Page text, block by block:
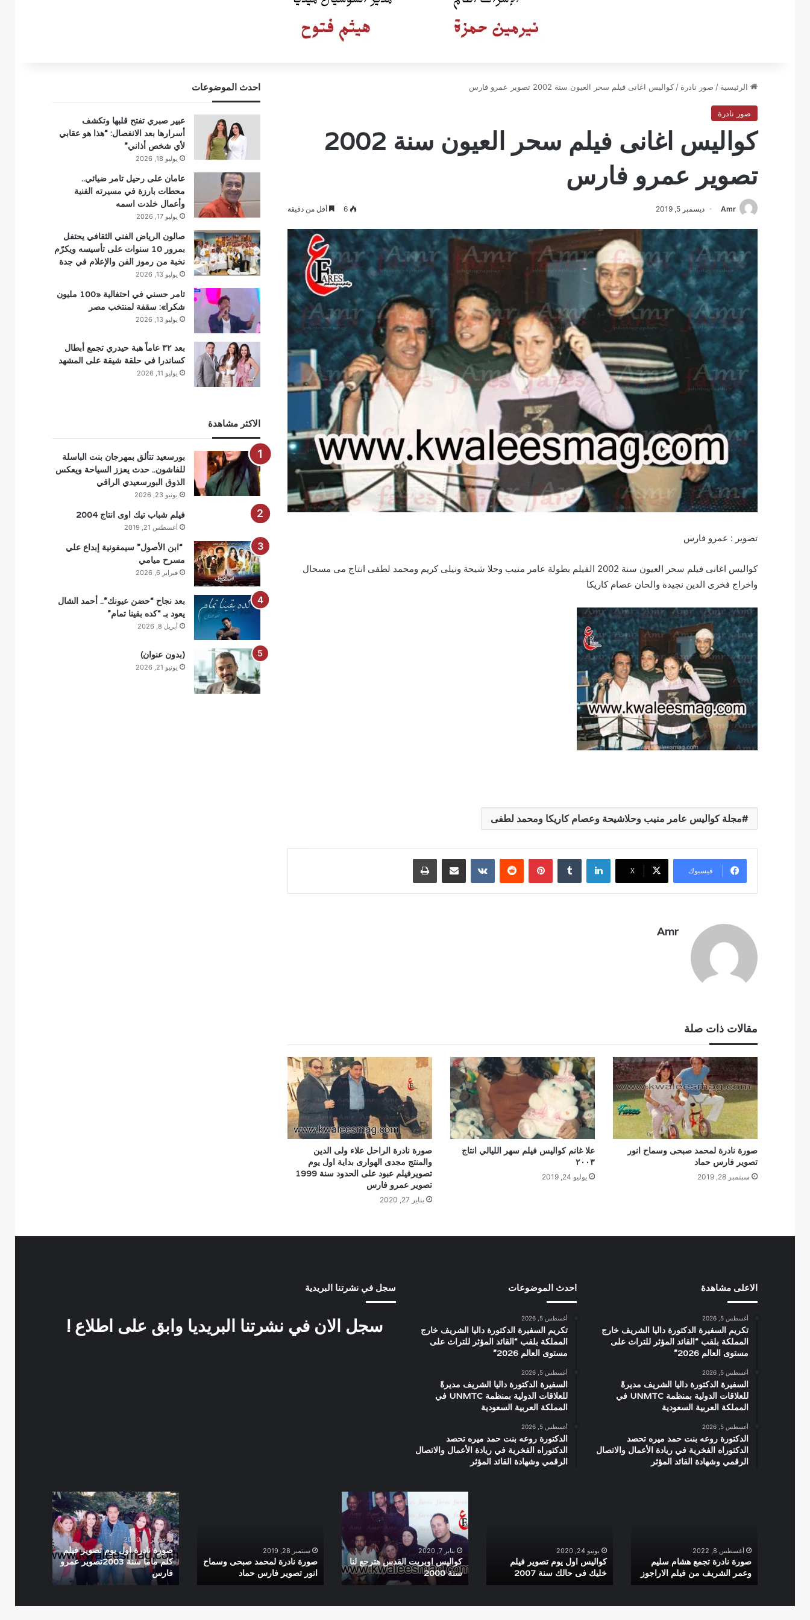
الرئيسية / صور نادرة / كواليس اغانى فيلم سحر العيون سنة 2002 تصوير عمرو فارس
صور نادرة
كواليس اغانى فيلم سحر العيون سنة 2002
تصوير عمرو فارس
Amr ديسمبر 5, 2019 6 أقل من دقيقة
تصوير : عمرو فارس
كواليس اغانى فيلم سحر العيون سنة 2002 الفيلم بطولة عامر منيب وحلا شيحة ونيلى كريم ومحمد لطفى انتاج مى مسحال
واخراج فخرى الدين نجيدة والحان عصام كاريكا
مجلة كواليس عامر منيب وحلاشيحة وعصام كاريكا ومحمد لطفى
فيسبوك ‫X
لينكدإن بينتيريست مشاركة عبر البريد طباعة
Amr
مقالات ذات صلة
صورة نادرة لمحمد صبحى وسماح انور
تصوير فارس حماد
سبتمبر 28, 2019
علا غانم كواليس فيلم سهر الليالي انتاج
٢٠٠٣
يوليو 24, 2019
صورة نادرة الراحل علاء ولى الدين
والمنتج مجدى الهوارى بداية اول يوم
تصويرفيلم عبود على الحدود سنة 1999
تصوير عمرو فارس
يناير 27, 2020
احدث الموضوعات
عبير صبري تفتح قلبها وتكشف
أسرارها بعد الانفصال: “هذا هو عقابي
لأي شخص أذاني”
يوليو 18, 2026
عامان على رحيل تامر ضيائي..
محطات بارزة في مسيرته الفنية
وأعمال خلدت اسمه
يوليو 17, 2026
صالون الرياض الفني الثقافي يحتفل
بمرور 10 سنوات على تأسيسه ويكرّم
نخبة من رموز الفن والإعلام في جدة
يوليو 13, 2026
تامر حسني في احتفالية «100 مليون
شكرا»: سقفة لمنتخب مصر
يوليو 13, 2026
بعد ٣٢ عاماً هبة حيدري تجمع أبطال
كساندرا في حلقة شيقة على المشهد
يوليو 11, 2026
الاكثر مشاهدة
بورسعيد تتألق بمهرجان بنت الباسلة
للفاشون.. حدث يعزز السياحة ويعكس
الذوق البورسعيدي الراقي
يونيو 23, 2026
فيلم شباب تيك اوى انتاج 2004
أغسطس 21, 2019
“ابن الأصول” سيمفونية إبداع علي
مسرح ميامي
فبراير 6, 2026
بعد نجاح “حضن عيونك”.. أحمد الشال
يعود بـ “كده بقينا تمام”
أبريل 8, 2026
(بدون عنوان)
يونيو 21, 2026
الاعلى مشاهدة
أغسطس 5, 2026
تكريم السفيرة الدكتورة داليا الشريف خارج
المملكة بلقب “القائد المؤثر للتراث على
مستوى العالم 2026”
أغسطس 5, 2026
السفيرة الدكتورة داليا الشريف مديرةً
للعلاقات الدولية بمنظمة UNMTC في
المملكة العربية السعودية
أغسطس 5, 2026
الدكتورة روعه بنت حمد ميره تحصد
الدكتوراه الفخرية في ريادة الأعمال والاتصال
الرقمي وشهادة القائد المؤثر
احدث الموضوعات
أغسطس 5, 2026
تكريم السفيرة الدكتورة داليا الشريف خارج
المملكة بلقب “القائد المؤثر للتراث على
مستوى العالم 2026”
أغسطس 5, 2026
السفيرة الدكتورة داليا الشريف مديرةً
للعلاقات الدولية بمنظمة UNMTC في
المملكة العربية السعودية
أغسطس 5, 2026
الدكتورة روعه بنت حمد ميره تحصد
الدكتوراه الفخرية في ريادة الأعمال والاتصال
الرقمي وشهادة القائد المؤثر
سجل في نشرتنا البريدية
سجل الان في نشرتنا البريديا وابق على اطلاع !
سليم
وعمر
الشريف
من
أغسطس 8, 2022
صورة نادرة تجمع هشام سليم
وعمر الشريف من فيلم الاراجوز
فيلم
خليك
فى
حالك
يونيو 24, 2020
كواليس اول يوم تصوير فيلم
خليك فى حالك سنة 2007
اوبريت
القدس
هترجع
لنا
سنة
2000
يناير 7, 2020
كواليس اوبريت القدس هترجع لنا
سنة 2000
وسماح
انور
تصوير
فارس
سبتمبر 28, 2019
صورة نادرة لمحمد صبحى وسماح
انور تصوير فارس حماد
صورة
نادرة
اول
يوم
تصوير
فيلم
كلم
ماما
فبراير 5, 2020
صورة نادرة اول يوم تصوير فيلم
كلم ماما سنة 2003تصوير عمرو
فارس